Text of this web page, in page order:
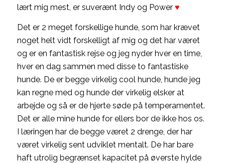
lært mig mest, er suverænt Indy og Power ♥
Det er 2 meget forskellige hunde, som har krævet
noget helt vidt forskelligt af mig og det har været
og er en fantastisk rejse og jeg nyder hver en time,
hver en dag sammen med disse to fantastiske
hunde. De er begge virkelig cool hunde, hunde jeg
kan regne med og hunde der virkelig elsker at
arbejde og så er de hjerte søde på temperamentet.
Det er alle mine hunde for ellers bor de ikke hos os.
I læringen har de begge været 2 drenge, der har
været virkelig sent udviklet mentalt. De har bare
haft utrolig begrænset kapacitet på øverste hylde